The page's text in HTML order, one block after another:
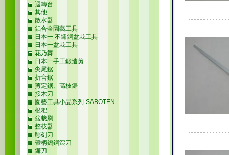
迴轉台
其他
散水器
鋁合金園藝工具
日本一 不鏽鋼盆栽工具
日本一盆栽工具
花乃舞
日本一手工鍛造剪
尖尾鋸
折合鋸
剪定鋸、高枝鋸
接木刀
園藝工具小品系列-SABOTEN
根耙
盆栽刷
整枝器
彫刻刀
帶柄鎢鋼滾刀
鐮刀